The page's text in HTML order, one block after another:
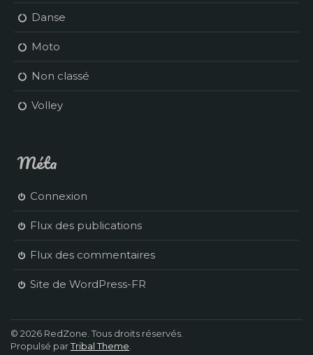
Danse
Moto
Non classé
Volley
Méta
Connexion
Flux des publications
Flux des commentaires
Site de WordPress-FR
© 2026 RedZone. Tous droits réservés.
Propulsé parTribal Theme.